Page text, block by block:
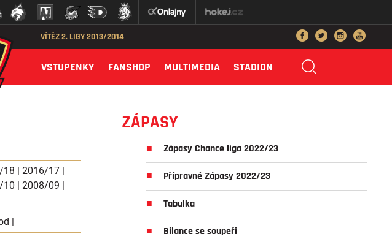
VÍTĚZ 2. LIGY 2013/2014
VSTUPENKY FANSHOP MULTIMEDIA STADION
18 | 2016/17 |
10 | 2008/09 |
|
ZÁPASY
Zápasy Chance liga 2022/23
Přípravné Zápasy 2022/23
Tabulka
Bilance se soupeři